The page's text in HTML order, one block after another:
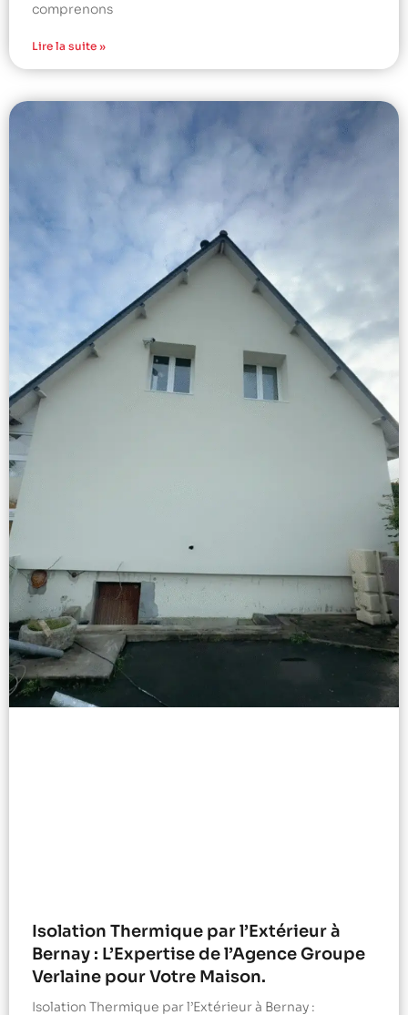
comprenons
Lire la suite »
Isolation Thermique par l’Extérieur à
Bernay : L’Expertise de l’Agence Groupe
Verlaine pour Votre Maison.
Isolation Thermique par l’Extérieur à Bernay :